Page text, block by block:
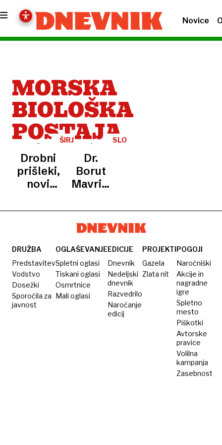
Novice
MORSKA
BIOLOŠKA
POSTAJA
ŠIRJENJE
Drobni
prišleki,
novi
našem
70
tujerodnih
vrst
SLOVENSKO
Dr.
Borut
Mavrič:
srce je v
potapljaški
obleki«
DRUŽBA
Predstavitev
Vodstvo
Dosežki
Sporočila za
javnost
OGLAŠEVANJE
Spletni oglasi
Tiskani oglasi
Osmrtnice
Mali oglasi
EDICIJE
Dnevnik
Nedeljski
dnevnik
Razvedrilo
Naročanje
edicij
PROJEKTI
Gazela
Zlata nit
POGOJI
Naročniški
Akcije in
nagradne
igre
Spletno
mesto
Piškotki
Avtorske
pravice
Volilna
kampanja
Zasebnost